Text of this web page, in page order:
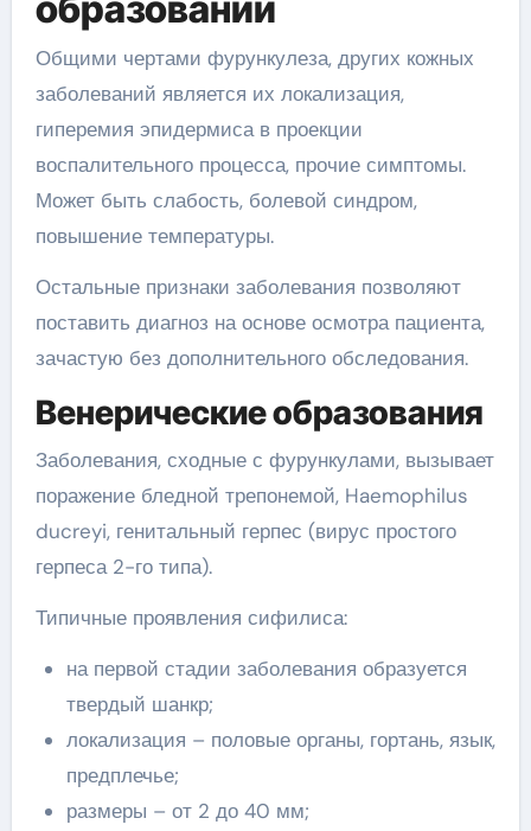
Общими чертами фурункулеза, других кожных
заболеваний является их локализация,
гиперемия эпидермиса в проекции
воспалительного процесса, прочие симптомы.
Может быть слабость, болевой синдром,
повышение температуры.
Остальные признаки заболевания позволяют
поставить диагноз на основе осмотра пациента,
зачастую без дополнительного обследования.
Венерические образования
Заболевания, сходные с фурункулами, вызывает
поражение бледной трепонемой, Haemophilus
ducreyi, генитальный герпес (вирус простого
герпеса 2-го типа).
Типичные проявления сифилиса:
на первой стадии заболевания образуется
твердый шанкр;
локализация – половые органы, гортань, язык,
предплечье;
размеры – от 2 до 40 мм;